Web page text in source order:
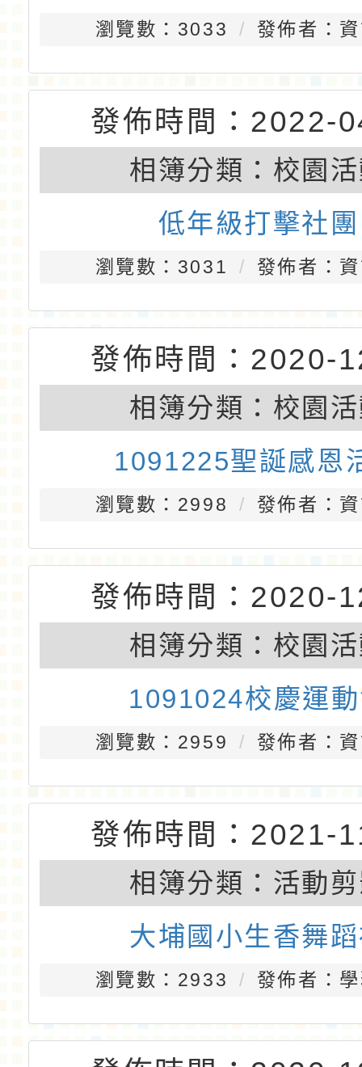
發佈時間：2022-
相簿分類：校園
110學年戰鼓社
瀏覽數：3184 發佈者：